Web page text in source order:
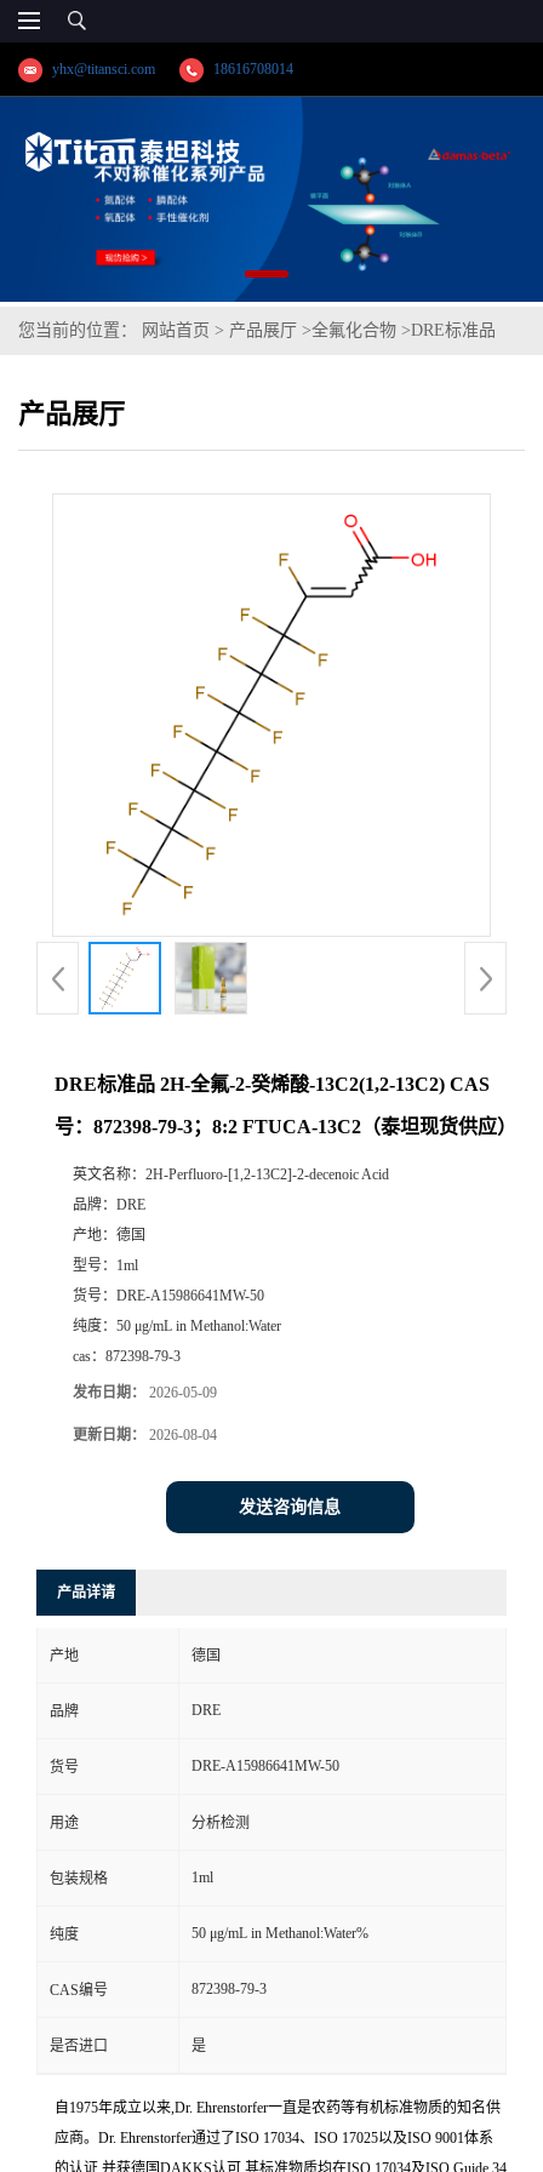
yhx@titansci.com 18616708014
您当前的位置： 网站首页 > 产品展厅 >全氟化合物 >DRE标准品
FTUCA-13C2（泰坦现货供应）
产品展厅
DRE标准品 2H-全氟-2-癸烯酸-13C2(1,2-13C2) CAS
号：872398-79-3；8:2 FTUCA-13C2（泰坦现货供应）
英文名称： 2H-Perfluoro-[1,2-13C2]-2-decenoic Acid
品牌： DRE
产地： 德国
型号： 1ml
货号： DRE-A15986641MW-50
纯度： 50 μg/mL in Methanol:Water
cas： 872398-79-3
发布日期： 2026-05-09
更新日期： 2026-08-04
发送咨询信息
产品详请
产地 德国
品牌 DRE
货号 DRE-A15986641MW-50
用途 分析检测
包装规格 1ml
纯度 50 μg/mL in Methanol:Water%
CAS编号 872398-79-3
是否进口 是
自1975年成立以来,Dr. Ehrenstorfer一直是农药等有机标准物质的知名供
应商。Dr. Ehrenstorfer通过了ISO 17034、ISO 17025以及ISO 9001体系
的认证,并获德国DAKKS认可,其标准物质均在ISO 17034及ISO Guide 34